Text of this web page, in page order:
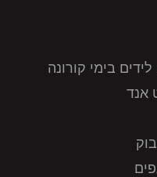
בימי קורונה
אנד